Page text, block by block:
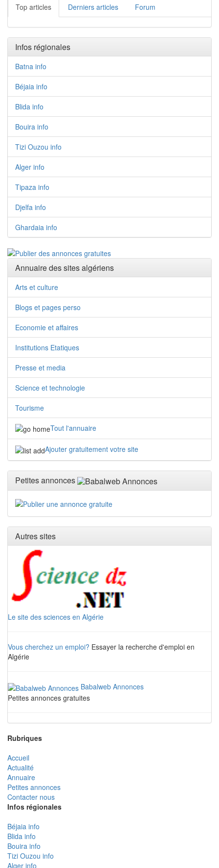
Top articles Derniers articles Forum
Infos régionales
Batna info
Béjaia info
Blida info
Bouira info
Tizi Ouzou info
Alger info
Tipaza info
Djelfa info
Ghardaia info
Annuaire des sites algériens
Arts et culture
Blogs et pages perso
Economie et affaires
Institutions Etatiques
Presse et media
Science et technologie
Tourisme
Tout l'annuaire
Ajouter gratuitement votre site
Petites annonces
Autres sites
Le site des sciences en Algérie
Vous cherchez un emploi? Essayer la recherche d'emploi en
Algérie
Babalweb Annonces
Petites annonces gratuites
Rubriques
Accueil
Actualité
Annuaire
Petites annonces
Contacter nous
Infos régionales
Béjaia info
Blida info
Bouira info
Tizi Ouzou info
Alger info